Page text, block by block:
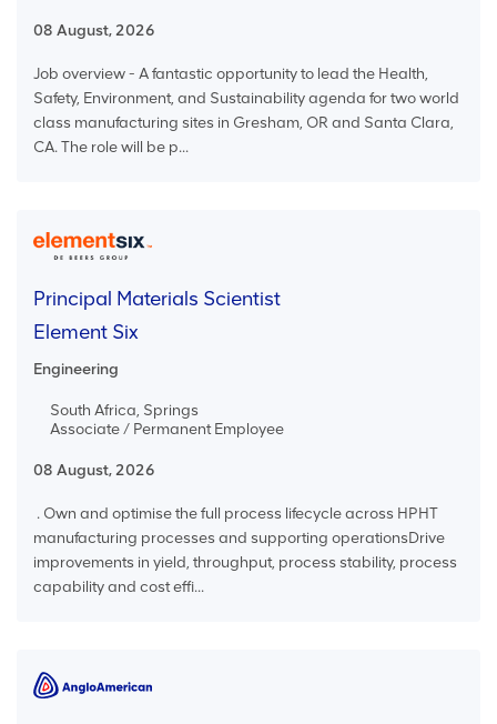
08 August, 2026
Job overview - A fantastic opportunity to lead the Health,
Safety, Environment, and Sustainability agenda for two world
class manufacturing sites in Gresham, OR and Santa Clara,
CA. The role will be p...
Principal Materials Scientist
Element Six
Engineering
South Africa, Springs
Associate / Permanent Employee
08 August, 2026
. Own and optimise the full process lifecycle across HPHT
manufacturing processes and supporting operationsDrive
improvements in yield, throughput, process stability, process
capability and cost effi...